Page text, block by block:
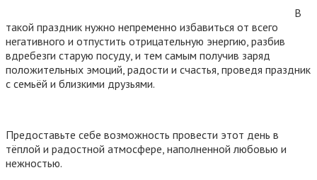
В
такой праздник нужно непременно избавиться от всего
негативного и отпустить отрицательную энергию, разбив
вдребезги старую посуду, и тем самым получив заряд
положительных эмоций, радости и счастья, проведя праздник
с семьёй и близкими друзьями.
Предоставьте себе возможность провести этот день в
тёплой и радостной атмосфере, наполненной любовью и
нежностью.